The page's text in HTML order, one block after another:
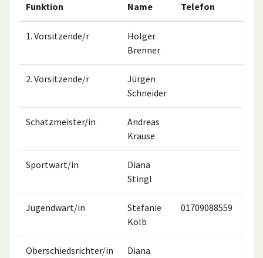
Funktion Name Telefon
1. Vorsitzende/r
Holger
Brenner
2. Vorsitzende/r
Jürgen
Schneider
Schatzmeister/in
Andreas
Krause
Sportwart/in
Diana
Stingl
Jugendwart/in
Stefanie
Kolb
01709088559
Oberschiedsrichter/in
Diana